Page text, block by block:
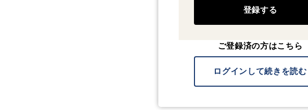
登録する
ご登録済の方はこちら
ログインして続きを読む